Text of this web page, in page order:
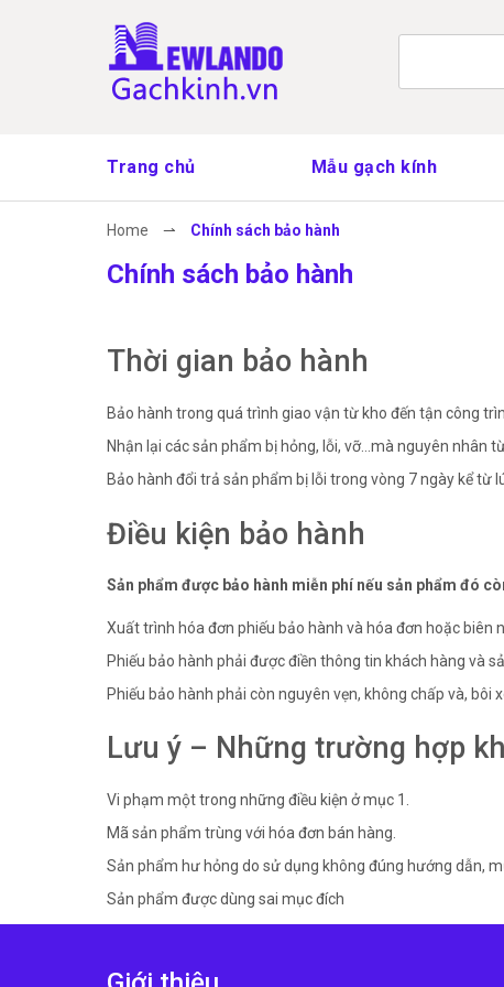
Trang chủ Mẫu gạch kính
Home ⇀ Chính sách bảo hành
Chính sách bảo hành
Thời gian bảo hành
Bảo hành trong quá trình giao vận từ kho đến tận công
Nhận lại các sản phẩm bị hỏng, lỗi, vỡ…mà nguyên nhân
Bảo hành đổi trả sản phẩm bị lỗi trong vòng 7 ngày kể từ
Điều kiện bảo hành
Sản phẩm được bảo hành miễn phí nếu sản phẩm đó
Xuất trình hóa đơn phiếu bảo hành và hóa đơn hoặc biên
Phiếu bảo hành phải được điền thông tin khách hàng và
Phiếu bảo hành phải còn nguyên vẹn, không chấp và, bôi
Lưu ý – Những trường hợp
Vi phạm một trong những điều kiện ở mục 1.
Mã sản phẩm trùng với hóa đơn bán hàng.
Sản phẩm hư hỏng do sử dụng không đúng hướng dẫn,
Sản phẩm được dùng sai mục đích